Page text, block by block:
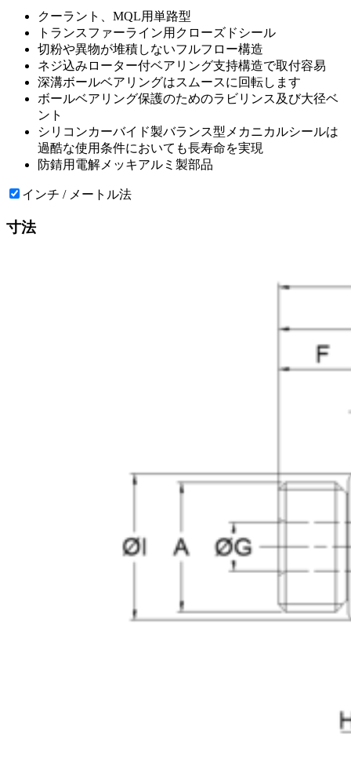
クーラント、MQL用単路型
トランスファーライン用クローズドシール
切粉や異物が堆積しないフルフロー構造
ネジ込みローター付ベアリング支持構造で取付容易
深溝ボールベアリングはスムースに回転します
ボールベアリング保護のためのラビリンス及び大径ベ
ント
シリコンカーバイド製バランス型メカニカルシールは
過酷な使用条件においても長寿命を実現
防錆用電解メッキアルミ製部品
インチ / メートル法
寸法